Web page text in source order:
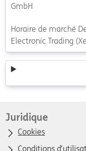
GmbH
Horaire de marché
Electronic Trading
Juridique
Cookies
Conditions